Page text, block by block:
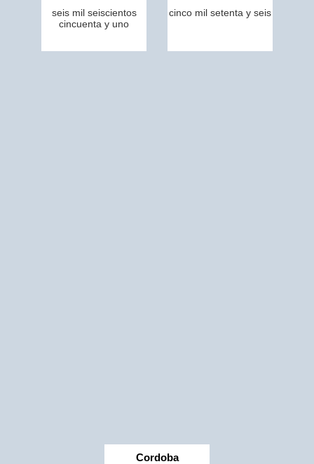
seis mil seiscientos
cincuenta y uno
cinco mil setenta y seis
Cordoba